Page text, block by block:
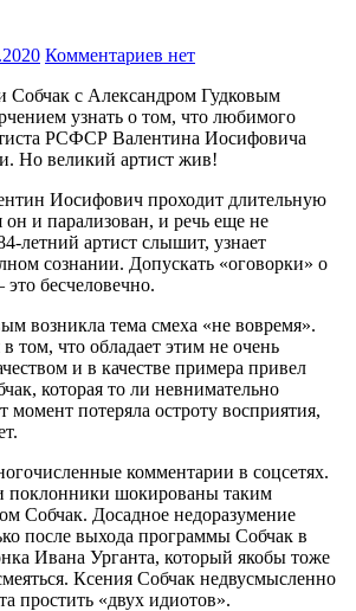
Комментариев нет
Собчак с Александром Гудковым
узнать о том, что любимого
РСФСР Валентина Иосифовича
Но великий артист жив!
Иосифович проходит длительную
и парализован, и речь еще не
летний артист слышит, узнает
сознании. Допускать «оговорки» о
бесчеловечно.
возникла тема смеха «не вовремя».
том, что обладает этим не очень
и в качестве примера привел
которая то ли невнимательно
момент потеряла остроту восприятия,
комментарии в соцсетях.
поклонники шокированы таким
Собчак. Досадное недоразумение
после выхода программы Собчак в
Ивана Урганта, который якобы тоже
Ксения Собчак недвусмысленно
простить «двух идиотов».